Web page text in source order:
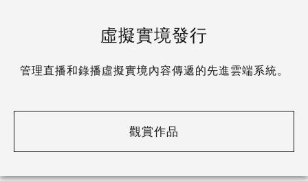
虛擬實境發行
管理直播和錄播虛擬實境內容傳遞的先進雲端系統。
觀賞作品